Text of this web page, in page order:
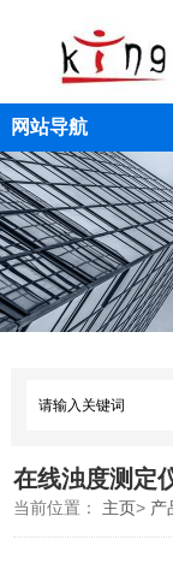
网站导航
在线浊度测定
当前位置： 主页> 产